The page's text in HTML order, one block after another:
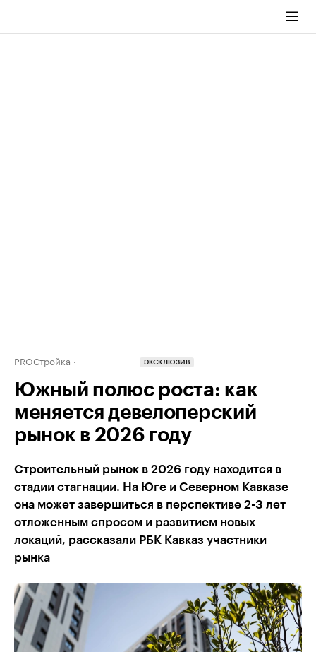
PROСтройка ЭКСКЛЮЗИВ
Южный полюс роста: как
меняется девелоперский
рынок в 2026 году
Строительный рынок в 2026 году находится в
стадии стагнации. На Юге и Северном Кавказе
она может завершиться в перспективе 2-3 лет
отложенным спросом и развитием новых
локаций, рассказали РБК Кавказ участники
рынка